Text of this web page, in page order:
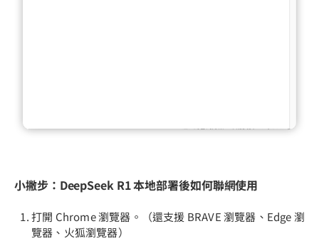
小撇步：DeepSeek R1 本地部署後如何聯網使用
打開 Chrome 瀏覽器。（還支援 BRAVE 瀏覽器、Edge 瀏
覽器、火狐瀏覽器）